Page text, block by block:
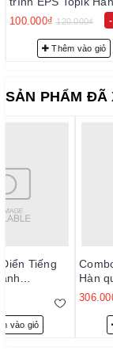
Bản Mới 2024
표준교재 1 (일상생활
국어)
120.000₫ -
Thêm vào giỏ
SẢN PHẨM ĐÃ
Tiếng
vào giỏ
Hàn